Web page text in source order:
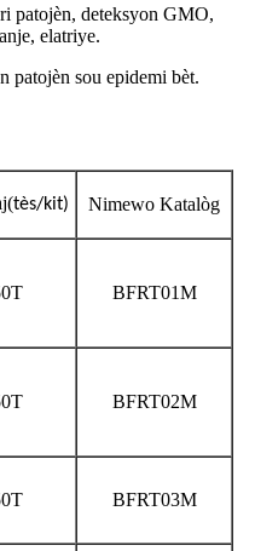
patojèn, deteksyon GMO,
elatriye.
patojèn sou epidemi bèt.
(tès/kit) Nimewo Katalòg
BFRT01M
BFRT02M
BFRT03M